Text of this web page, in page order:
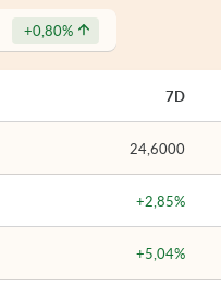
+0,80%
7D
24,6000
+2,85%
+5,04%